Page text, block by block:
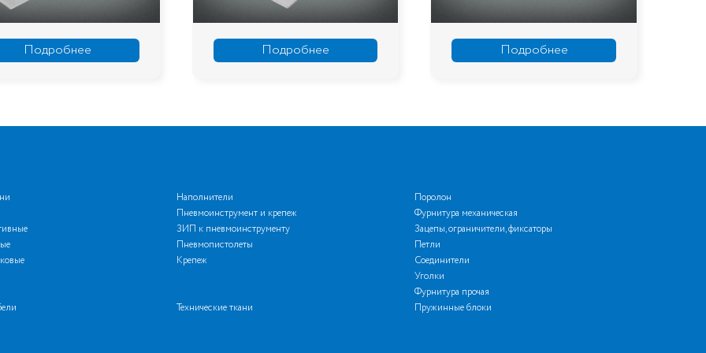
Подробнее Подробнее Подробнее
Наполнители
Поролон
Пневмоинструмент и крепеж
ЗИП к пневмоинструменту
Пневмопистолеты
Крепеж
Фурнитура механическая
Зацепы, ограничители, фиксаторы
Петли
Соединители
Уголки
Фурнитура прочая
Технические ткани Пружинные блоки